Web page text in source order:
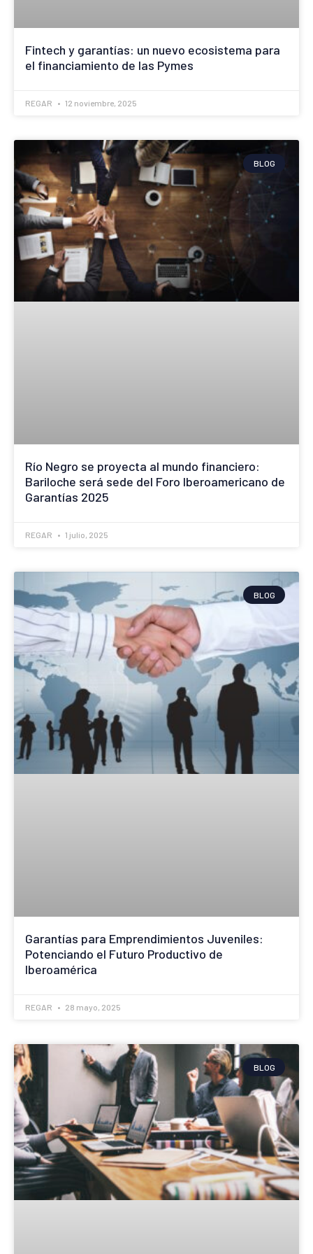
Fintech y garantías: un nuevo ecosistema para
el financiamiento de las Pymes
REGAR 12 noviembre, 2025
BLOG
Río Negro se proyecta al mundo financiero:
Bariloche será sede del Foro Iberoamericano de
Garantías 2025
REGAR 1 julio, 2025
BLOG
Garantías para Emprendimientos Juveniles:
Potenciando el Futuro Productivo de
Iberoamérica
REGAR 28 mayo, 2025
BLOG